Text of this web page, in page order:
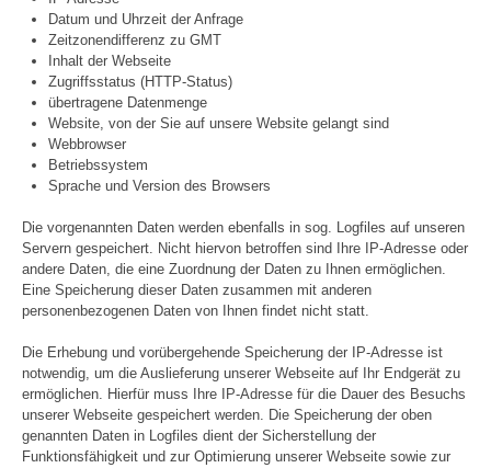
Datum und Uhrzeit der Anfrage
Zeitzonendifferenz zu GMT
Inhalt der Webseite
Zugriffsstatus (HTTP-Status)
übertragene Datenmenge
Website, von der Sie auf unsere Website gelangt sind
Webbrowser
Betriebssystem
Sprache und Version des Browsers
Die vorgenannten Daten werden ebenfalls in sog. Logfiles auf unseren
Servern gespeichert.
Nicht hiervon betroffen sind Ihre IP-Adresse oder
andere Daten, die eine Zuordnung der Daten zu Ihnen ermöglichen.
Eine Speicherung dieser Daten zusammen mit anderen
personenbezogenen Daten von Ihnen findet nicht statt.
Die Erhebung und vorübergehende Speicherung der IP-Adresse ist
notwendig, um die Auslieferung unserer Webseite auf Ihr Endgerät zu
ermöglichen. Hierfür muss Ihre IP-Adresse für die Dauer des Besuchs
unserer Webseite gespeichert werden. Die Speicherung der oben
genannten Daten in Logfiles dient der Sicherstellung der
Funktionsfähigkeit und zur Optimierung unserer Webseite sowie zur